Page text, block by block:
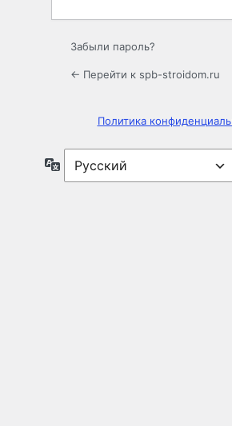
Забыли пароль?
← Перейти к spb-stroidom.ru
Политика
Язык